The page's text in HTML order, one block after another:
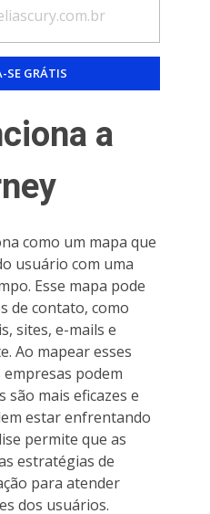
a
como um mapa que
usuário com uma
Esse mapa pode
de contato, como
sites, e-mails e
Ao mapear esses
podem
são mais eficazes e
estar enfrentando
permite que as
estratégias de
para atender
dos usuários.